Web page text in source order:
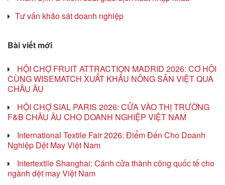
Tư vấn khảo sát doanh nghiệp
Bài viết mới
HỘI CHỢ FRUIT ATTRACTION MADRID 2026: CƠ HỘI
CÙNG WISEMATCH XUẤT KHẨU NÔNG SẢN VIỆT QUA
CHÂU ÂU
HỘI CHỢ SIAL PARIS 2026: CỬA VÀO THỊ TRƯỜNG
F&B CHÂU ÂU CHO DOANH NGHIỆP VIỆT NAM
International Textile Fair 2026: Điểm Đến Cho Doanh
Nghiệp Dệt May Việt Nam
Intertextile Shanghai: Cánh cửa thành công quốc tế cho
ngành dệt may Việt Nam